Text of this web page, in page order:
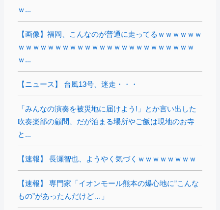
ｗ...
【画像】福岡、こんなのが普通に走ってるｗｗｗｗｗｗ
ｗｗｗｗｗｗｗｗｗｗｗｗｗｗｗｗｗｗｗｗｗｗｗｗ
ｗ...
【ニュース】 台風13号、迷走・・・
「みんなの演奏を被災地に届けよう!」とか言い出した
吹奏楽部の顧問、だが泊まる場所やご飯は現地のお寺
と...
【速報】 長瀬智也、ようやく気づくｗｗｗｗｗｗｗｗ
【速報】 専門家「イオンモール熊本の爆心地に”こんな
もの”があったんだけど…」